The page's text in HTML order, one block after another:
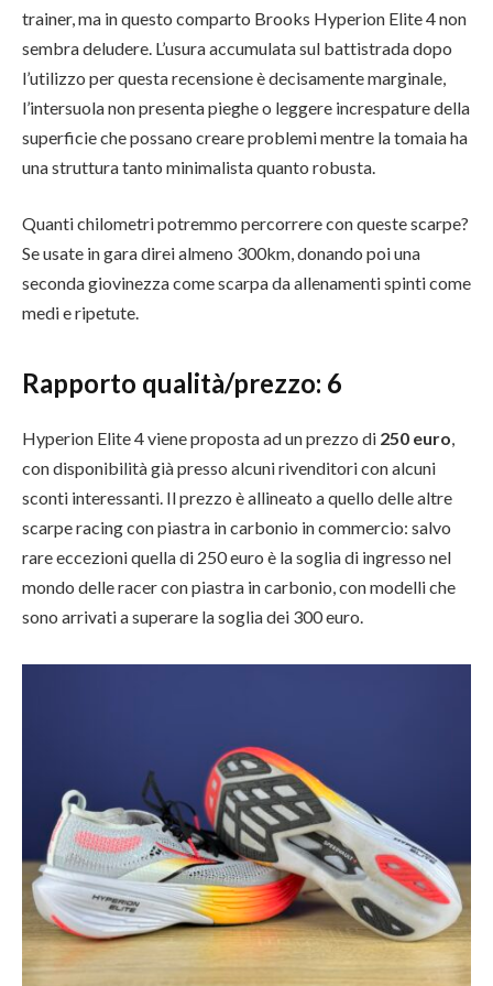
trainer, ma in questo comparto Brooks Hyperion Elite 4 non
sembra deludere. L’usura accumulata sul battistrada dopo
l’utilizzo per questa recensione è decisamente marginale,
l’intersuola non presenta pieghe o leggere increspature della
superficie che possano creare problemi mentre la tomaia ha
una struttura tanto minimalista quanto robusta.
Quanti chilometri potremmo percorrere con queste scarpe?
Se usate in gara direi almeno 300km, donando poi una
seconda giovinezza come scarpa da allenamenti spinti come
medi e ripetute.
Rapporto qualità/prezzo: 6
Hyperion Elite 4 viene proposta ad un prezzo di 250 euro,
con disponibilità già presso alcuni rivenditori con alcuni
sconti interessanti. Il prezzo è allineato a quello delle altre
scarpe racing con piastra in carbonio in commercio: salvo
rare eccezioni quella di 250 euro è la soglia di ingresso nel
mondo delle racer con piastra in carbonio, con modelli che
sono arrivati a superare la soglia dei 300 euro.